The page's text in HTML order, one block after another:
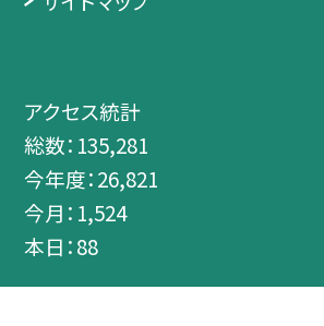
アクセス統計
総数： 135,281
今年度：26,821
今月： 1,524
本日：88